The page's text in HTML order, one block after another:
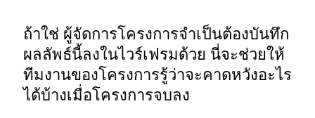
ถ้าใช่ ผู้จัดการโครงการจำเป็นต้องบันทึก
ผลลัพธ์นี้ลงในไวร์เฟรมด้วย นี่จะช่วยให้
ทีมงานของโครงการรู้ว่าจะคาดหวังอะไร
ได้บ้างเมื่อโครงการจบลง